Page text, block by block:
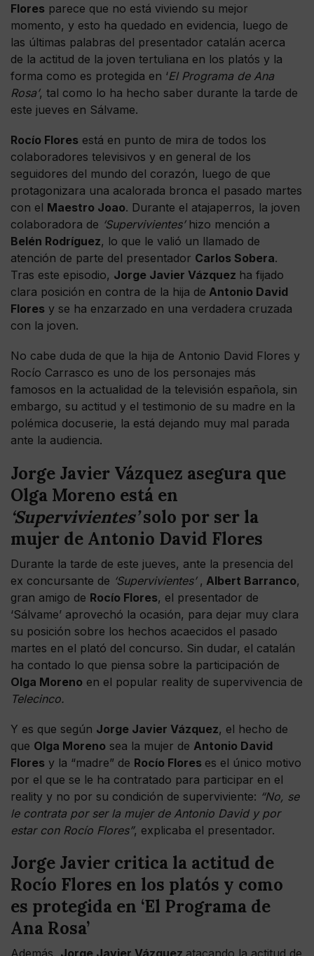
Flores parece que no está viviendo su mejor
momento, y esto ha quedado en evidencia, luego de
las últimas palabras del presentador catalán acerca
de la actitud de la joven tertuliana en los platós y la
forma como es protegida en ‘El Programa de Ana
Rosa’, tal como lo ha hecho saber durante la tarde de
este jueves en Sálvame.
Rocío Flores está en punto de mira de todos los
colaboradores televisivos y en general de los
seguidores del mundo del corazón, luego de que
protagonizara una acalorada bronca el pasado martes
con el Maestro Joao. Durante el atajaperros, la joven
colaboradora de ‘Supervivientes’hizo mención a
Belén Rodríguez, lo que le valió un llamado de
atención de parte del presentador Carlos Sobera.
Tras este episodio, Jorge Javier Vázquez ha fijado
clara posición en contra de la hija de Antonio David
Flores y se ha enzarzado en una verdadera cruzada
con la joven.
No cabe duda de que la hija de Antonio David Flores y
Rocío Carrasco es uno de los personajes más
famosos en la actualidad de la televisión española, sin
embargo, su actitud y el testimonio de su madre en la
polémica docuserie, la está dejando muy mal parada
ante la audiencia.
Jorge Javier Vázquez asegura que
Olga Moreno está en
‘Supervivientes’solo por ser la
mujer de Antonio David Flores
Durante la tarde de este jueves, ante la presencia del
ex concursante de ‘Supervivientes’, Albert Barranco,
gran amigo de Rocío Flores, el presentador de
‘Sálvame’ aprovechó la ocasión, para dejar muy clara
su posición sobre los hechos acaecidos el pasado
martes en el plató del concurso. Sin dudar, el catalán
ha contado lo que piensa sobre la participación de
Olga Moreno en el popular reality de supervivencia de
Telecinco.
Y es que según Jorge Javier Vázquez, el hecho de
que Olga Moreno sea la mujer de Antonio David
Flores y la “madre” de Rocío Flores es el único motivo
por el que se le ha contratado para participar en el
reality y no por su condición de superviviente: “No, se
le contrata por ser la mujer de Antonio David y por
estar con Rocío Flores”, explicaba el presentador.
Jorge Javier critica la actitud de
Rocío Flores en los platós y como
es protegida en ‘El Programa de
Ana Rosa’
Además, Jorge Javier Vázquez atacando la actitud de